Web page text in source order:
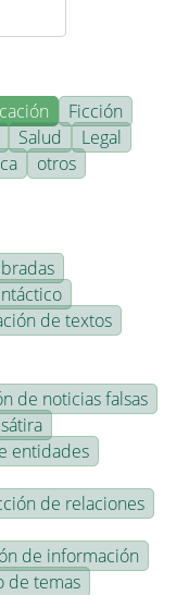
Ficción
Salud
Legal
otros
de textos
de noticias falsas
entidades
de relaciones
de información
de temas